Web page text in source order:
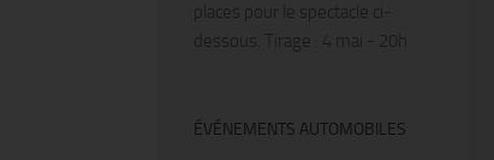
places pour le spectacle ci-
dessous. Tirage : 4 mai - 20h
ÉVÉNEMENTS AUTOMOBILES